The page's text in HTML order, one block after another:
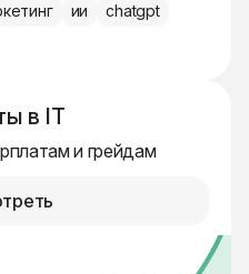
ии
chatgpt
в IT
и грейдам